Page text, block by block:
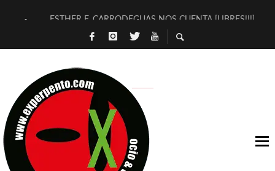
ESTHER F. CARRODEGUAS NOS CUENTA [LIBRES!!!]
[TERRA DE GUAPES] DE SANDRA MONFORT
TIMBRE 4, LA ESCUELA DEL DIRECTOR TEATRAL CLAUDIO
30 AÑOS (NO ES NADA) DE LA KATARSIS DEL TOMATAZO
MILITARES JUDÍAS EN #EXVITA
D’BALDOMEROS REINVENTAN [BITÁCORA 3.0] EN EXVITA